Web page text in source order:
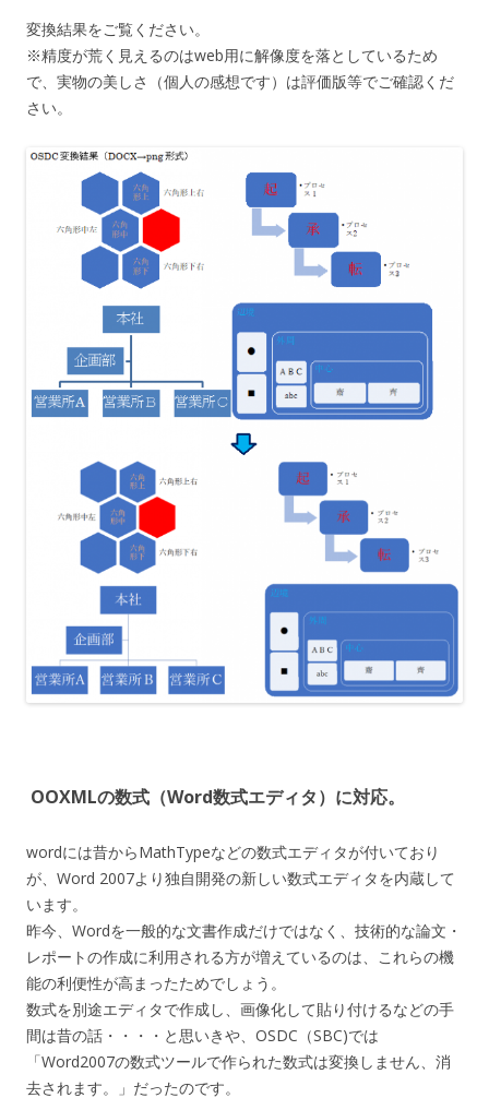
変換結果をご覧ください。
※精度が荒く見えるのはweb用に解像度を落としているため
で、実物の美しさ（個人の感想です）は評価版等でご確認くだ
さい。
OOXMLの数式（Word数式エディタ）に対応。
wordには昔からMathTypeなどの数式エディタが付いており
が、Word 2007より独自開発の新しい数式エディタを内蔵して
います。
昨今、Wordを一般的な文書作成だけではなく、技術的な論文・
レポートの作成に利用される方が増えているのは、これらの機
能の利便性が高まったためでしょう。
数式を別途エディタで作成し、画像化して貼り付けるなどの手
間は昔の話・・・・と思いきや、OSDC（SBC)では
「Word2007の数式ツールで作られた数式は変換しません、消
去されます。」だったのです。